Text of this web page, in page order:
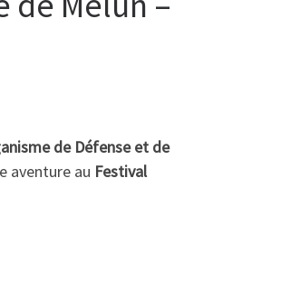
de Défense et de
aventure au Festival